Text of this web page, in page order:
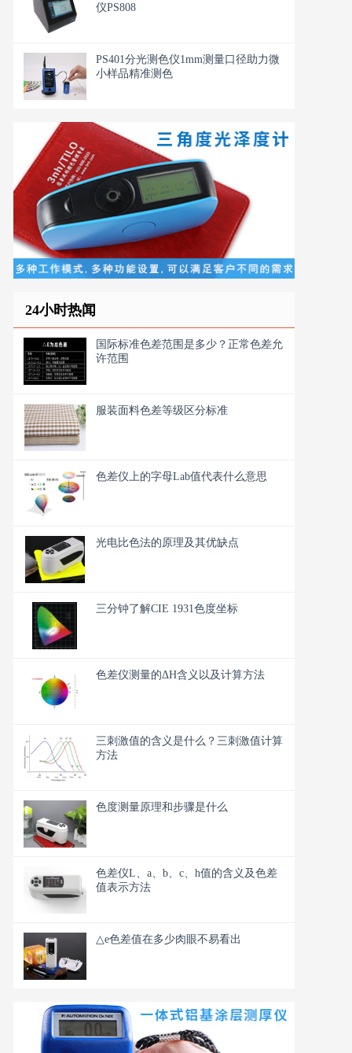
仪PS808
PS401分光测色仪1mm测量口径助力微
小样品精准测色
24小时热闻
国际标准色差范围是多少？正常色差允
许范围
服装面料色差等级区分标准
色差仪上的字母Lab值代表什么意思
光电比色法的原理及其优缺点
三分钟了解CIE 1931色度坐标
色差仪测量的ΔH含义以及计算方法
三刺激值的含义是什么？三刺激值计算
方法
色度测量原理和步骤是什么
色差仪L、a、b、c、h值的含义及色差
值表示方法
△e色差值在多少肉眼不易看出